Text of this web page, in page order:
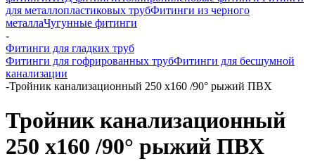
для металлопластиковых трубФитинги из черного
металлаЧугунные фитинги
-
Фитинги для гладких труб
Фитинги для гофрированных трубФитинги для бесшумной
канализации
-Тройник канализационный 250 х160 /90° рыжий ПВХ
Тройник канализационный
250 х160 /90° рыжий ПВХ